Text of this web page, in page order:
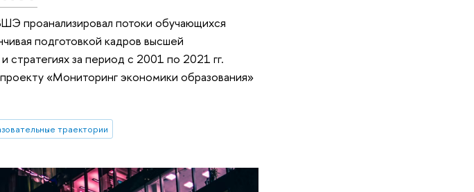
проанализировал потоки обучающихся
подготовкой кадров высшей
стратегиях за период с 2001 по 2021 гг.
«Мониторинг экономики образования»
траектории